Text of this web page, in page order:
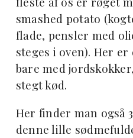
smashed potato
flade, pensler med
steges i oven). Her
bare med
stegt kød.
Her finder man også
denne lille